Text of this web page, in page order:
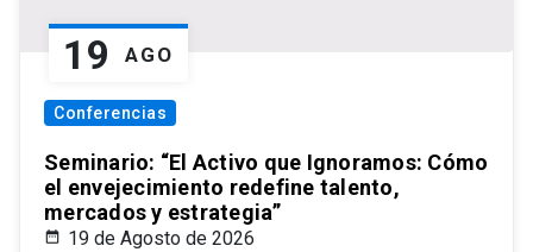
19 AGO
Conferencias
Seminario: “El Activo que Ignoramos: Cómo
el envejecimiento redefine talento,
mercados y estrategia”
19 de Agosto de 2026